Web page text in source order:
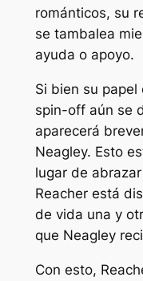
románticos, su
se tambalea
ayuda o apoyo.
Si bien su papel
spin-off aún se
aparecerá
Neagley. Esto
lugar de
Reacher está
de vida una y
que Neagley
Con esto,